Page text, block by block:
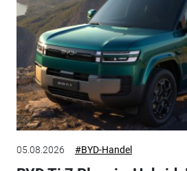
05.08.2026 #BYD-Handel